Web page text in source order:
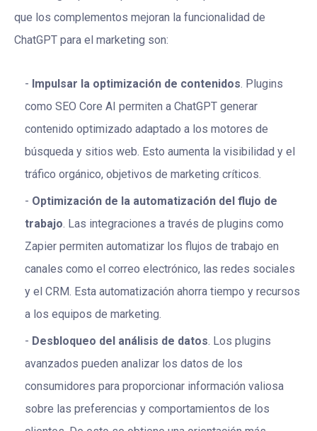
que los complementos mejoran la funcionalidad de
ChatGPT para el marketing son:
Impulsar la optimización de contenidos. Plugins
como SEO Core AI permiten a ChatGPT generar
contenido optimizado adaptado a los motores de
búsqueda y sitios web. Esto aumenta la visibilidad y el
tráfico orgánico, objetivos de marketing críticos.
Optimización de la automatización del flujo de
trabajo. Las integraciones a través de plugins como
Zapier permiten automatizar los flujos de trabajo en
canales como el correo electrónico, las redes sociales
y el CRM. Esta automatización ahorra tiempo y recursos
a los equipos de marketing.
Desbloqueo del análisis de datos. Los plugins
avanzados pueden analizar los datos de los
consumidores para proporcionar información valiosa
sobre las preferencias y comportamientos de los